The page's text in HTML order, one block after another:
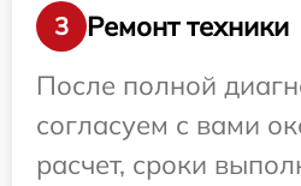
3
Ремонт техники
После полной
согласуем с вами
расчет, сроки